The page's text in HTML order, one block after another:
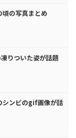
頃の写真まとめ
りついた姿が話題
シンビのgif画像が話